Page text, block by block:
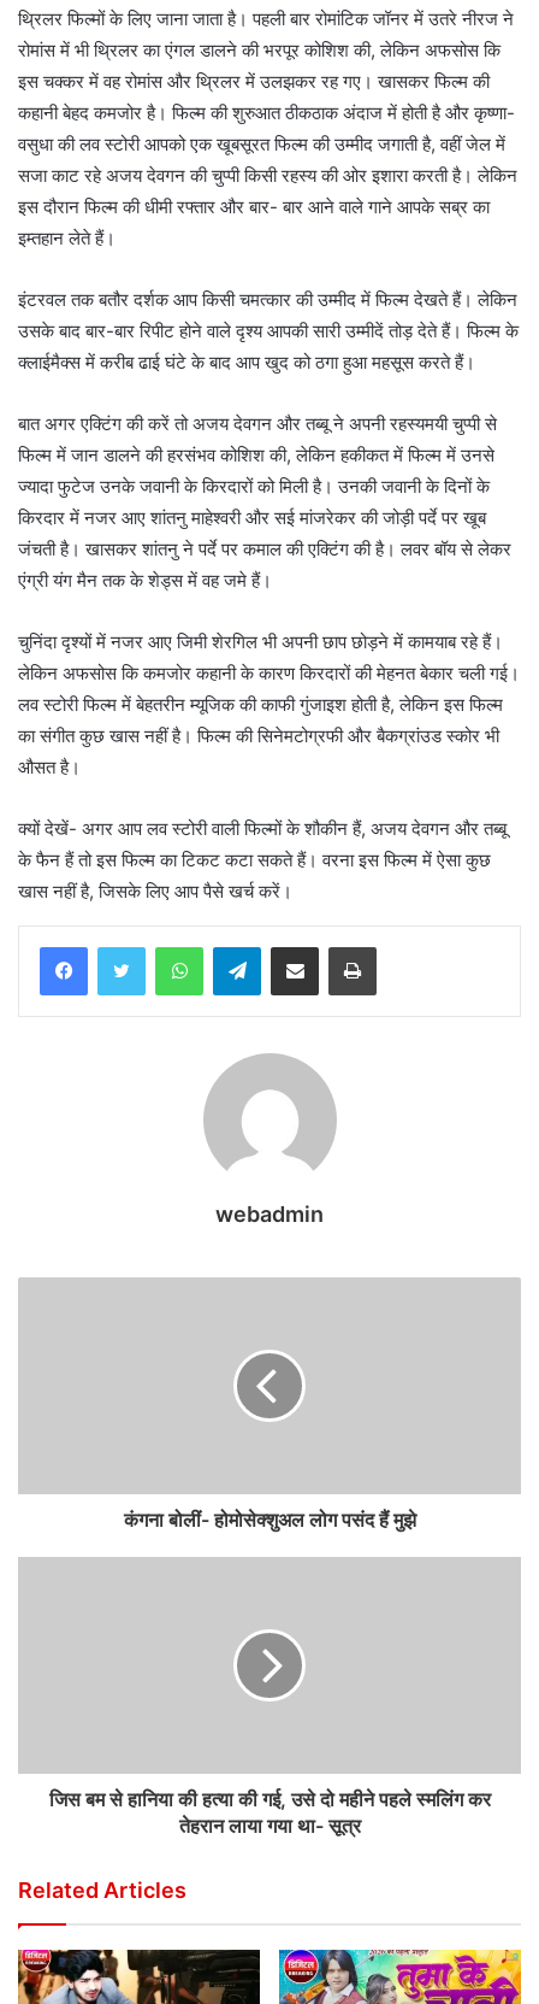
थ्रिलर फिल्मों के लिए जाना जाता है। पहली बार रोमांटिक जॉनर में उतरे नीरज ने
रोमांस में भी थ्रिलर का एंगल डालने की भरपूर कोशिश की, लेकिन अफसोस कि
इस चक्कर में वह रोमांस और थ्रिलर में उलझकर रह गए। खासकर फिल्म की
कहानी बेहद कमजोर है। फिल्म की शुरुआत ठीकठाक अंदाज में होती है और कृष्णा-
वसुधा की लव स्टोरी आपको एक खूबसूरत फिल्म की उम्मीद जगाती है, वहीं जेल में
सजा काट रहे अजय देवगन की चुप्पी किसी रहस्य की ओर इशारा करती है। लेकिन
इस दौरान फिल्म की धीमी रफ्तार और बार- बार आने वाले गाने आपके सब्र का
इम्तहान लेते हैं।
इंटरवल तक बतौर दर्शक आप किसी चमत्कार की उम्मीद में फिल्म देखते हैं। लेकिन
उसके बाद बार-बार रिपीट होने वाले दृश्य आपकी सारी उम्मीदें तोड़ देते हैं। फिल्म के
क्लाईमैक्स में करीब ढाई घंटे के बाद आप खुद को ठगा हुआ महसूस करते हैं।
बात अगर एक्टिंग की करें तो अजय देवगन और तब्बू ने अपनी रहस्यमयी चुप्पी से
फिल्म में जान डालने की हरसंभव कोशिश की, लेकिन हकीकत में फिल्म में उनसे
ज्यादा फुटेज उनके जवानी के किरदारों को मिली है। उनकी जवानी के दिनों के
किरदार में नजर आए शांतनु माहेश्वरी और सई मांजरेकर की जोड़ी पर्दे पर खूब
जंचती है। खासकर शांतनु ने पर्दे पर कमाल की एक्टिंग की है। लवर बॉय से लेकर
एंग्री यंग मैन तक के शेड्स में वह जमे हैं।
चुनिंदा दृश्यों में नजर आए जिमी शेरगिल भी अपनी छाप छोड़ने में कामयाब रहे हैं।
लेकिन अफसोस कि कमजोर कहानी के कारण किरदारों की मेहनत बेकार चली गई।
लव स्टोरी फिल्म में बेहतरीन म्यूजिक की काफी गुंजाइश होती है, लेकिन इस फिल्म
का संगीत कुछ खास नहीं है। फिल्म की सिनेमटोग्रफी और बैकग्रांउड स्कोर भी
औसत है।
क्‍यों देखें- अगर आप लव स्टोरी वाली फिल्मों के शौकीन हैं, अजय देवगन और तब्बू
के फैन हैं तो इस फिल्म का टिकट कटा सकते हैं। वरना इस फिल्म में ऐसा कुछ
खास नहीं है, जिसके लिए आप पैसे खर्च करें।
WhatsAppTelegramShare via Email Print
webadmin
कंगना बोलीं- होमोसेक्शुअल लोग पसंद हैं मुझे
जिस बम से हानिया की हत्या की गई, उसे दो महीने पहले स्मलिंग कर
तेहरान लाया गया था- सूत्र
Related Articles